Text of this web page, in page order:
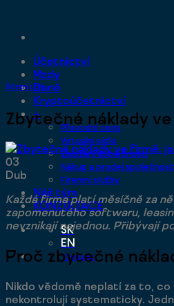
obsah
Účetnictví
Mzdy
Daně
Kryptoúčetnictví
+
Převodní ceny
Virtuální sídlo
Založení společnosti
Nákup a prodej
Firemní služby
Náš tým
KONZULTACE
SK
EN
Kontakt
Účetnictví
Zbytečné náklady
03
Dub
Každá firma platí měsíčně za
zapomenutého softwaru,
nevznikají najednou. Přibývají
Proč zbytečné
Nikdo vědomě neplatí za to,
nekontrolují systematicky.